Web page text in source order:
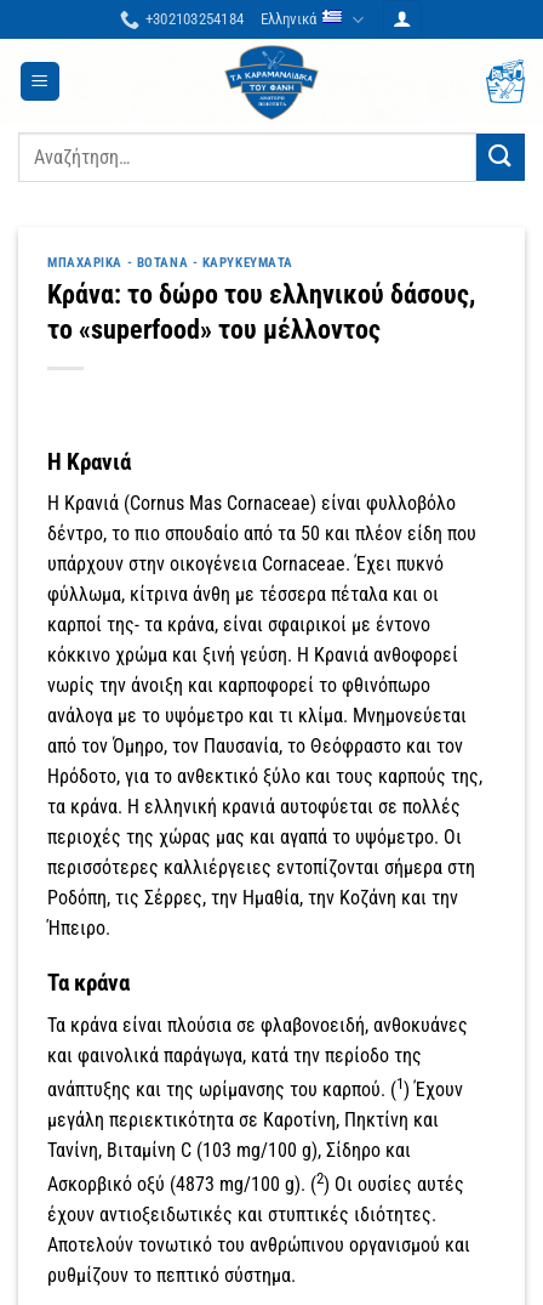
στο
περιεχόμενο
+302103254184 Ελληνικά
Αναζήτηση
ΜΠΑΧΑΡΙΚΆ - ΒΌΤΑΝΑ - ΚΑΡΥΚΕΎΜΑΤΑ
Κράνα: το δώρο του ελληνικού δάσους,
το «superfood» του μέλλοντος
Η Κρανιά
Η Κρανιά (Cornus Mas Cornaceae) είναι φυλλοβόλο
δέντρο, το πιο σπουδαίο από τα 50 και πλέον είδη που
υπάρχουν στην οικογένεια Cornaceae. Έχει πυκνό
φύλλωμα, κίτρινα άνθη με τέσσερα πέταλα και οι
καρποί της- τα κράνα, είναι σφαιρικοί με έντονο
κόκκινο χρώμα και ξινή γεύση. Η Κρανιά ανθοφορεί
νωρίς την άνοιξη και καρποφορεί το φθινόπωρο
ανάλογα με το υψόμετρο και τι κλίμα. Μνημονεύεται
από τον Όμηρο, τον Παυσανία, το Θεόφραστο και τον
Ηρόδοτο, για το ανθεκτικό ξύλο και τους καρπούς της,
τα κράνα. Η ελληνική κρανιά αυτοφύεται σε πολλές
περιοχές της χώρας μας και αγαπά το υψόμετρο. Οι
περισσότερες καλλιέργειες εντοπίζονται σήμερα στη
Ροδόπη, τις Σέρρες, την Ημαθία, την Κοζάνη και την
Ήπειρο.
Τα κράνα
Τα κράνα είναι πλούσια σε φλαβονοειδή, ανθοκυάνες
και φαινολικά παράγωγα, κατά την περίοδο της
ανάπτυξης και της ωρίμανσης του καρπού. (1) Έχουν
μεγάλη περιεκτικότητα σε Καροτίνη, Πηκτίνη και
Τανίνη, Βιταμίνη C (103 mg/100 g), Σίδηρο και
Ασκορβικό οξύ (4873 mg/100 g). (2) Οι ουσίες αυτές
έχουν αντιοξειδωτικές και στυπτικές ιδιότητες.
Αποτελούν τονωτικό του ανθρώπινου οργανισμού και
ρυθμίζουν το πεπτικό σύστημα.